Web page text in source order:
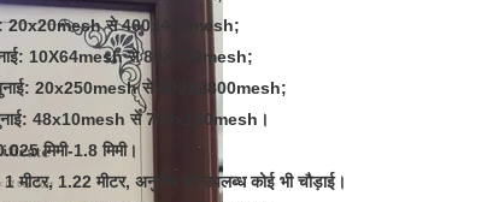
20x20mesh से 400x400mesh;
10X64mesh से 80X700mesh;
20x250mesh से 400X2800mesh;
48x10mesh से 720x150mesh।
मिमी-1.8 मिमी।
1 मीटर, 1.22 मीटर, अनुरोध पर उपलब्ध कोई भी चौड़ाई।